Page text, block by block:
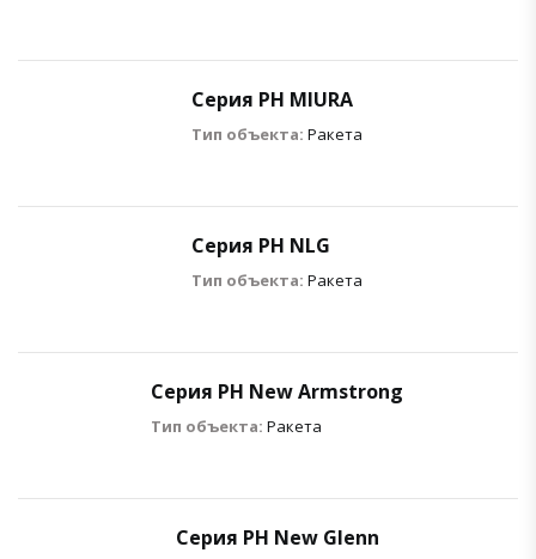
Серия РН MIURA
Тип объекта: Ракета
Серия РН NLG
Тип объекта: Ракета
Серия РН New Armstrong
Тип объекта: Ракета
Серия РН New Glenn